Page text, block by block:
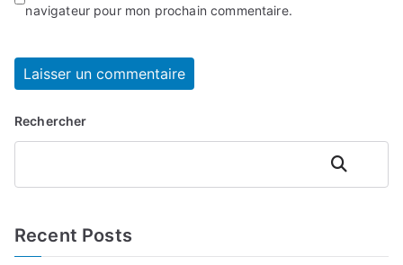
navigateur pour mon prochain commentaire.
Rechercher
Rechercher
Recent Posts